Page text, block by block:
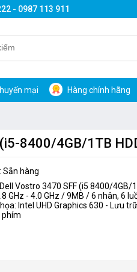
- 0987 113 911
Hàng chính hãng
mại
8400/4GB/1TB
Sẵn hàng
Vostro 3470 SFF (i5 8400/4GB/
GHz - 4.0 GHz / 9MB / 6 nhân, 6
Intel UHD Graphics 630 - Lưu
phím